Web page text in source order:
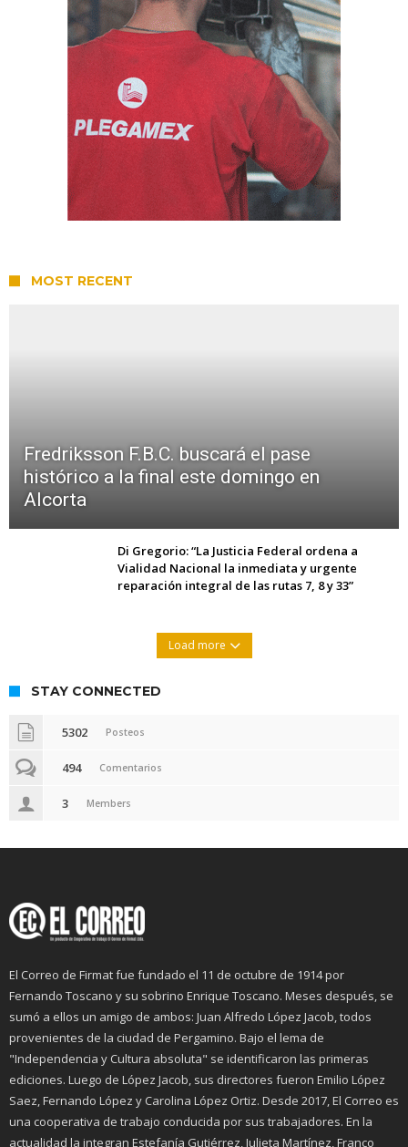
MOST RECENT
Fredriksson F.B.C. buscará el pase
histórico a la final este domingo en
Alcorta
Di Gregorio: “La Justicia Federal ordena a
Vialidad Nacional la inmediata y urgente
reparación integral de las rutas 7, 8 y 33”
Load more
STAY CONNECTED
5302 Posteos
494 Comentarios
3 Members
El Correo de Firmat fue fundado el 11 de octubre de 1914 por
Fernando Toscano y su sobrino Enrique Toscano. Meses después, se
sumó a ellos un amigo de ambos: Juan Alfredo López Jacob, todos
provenientes de la ciudad de Pergamino. Bajo el lema de
"Independencia y Cultura absoluta" se identificaron las primeras
ediciones. Luego de López Jacob, sus directores fueron Emilio López
Saez, Fernando López y Carolina López Ortiz. Desde 2017, El Correo es
una cooperativa de trabajo conducida por sus trabajadores. En la
actualidad la integran Estefanía Gutiérrez, Julieta Martínez, Franco